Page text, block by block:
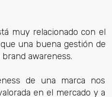
muy relacionado con el
una buena gestión de
awareness.
de una marca nos
en el mercado y a